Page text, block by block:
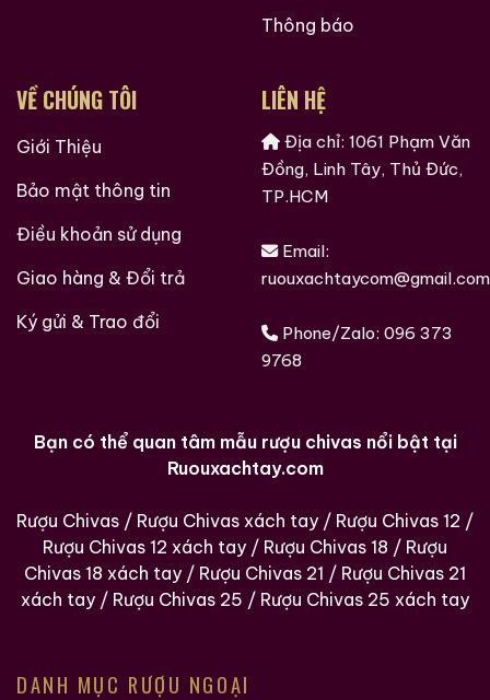
những người thật sự am hiểu và trân
trọng đỉnh cao nghệ thuật Bordeaux.
9. Petrus 2016 – Tuyên ngôn của đẳng cấp sống
văn hóa thượng lưu
Mỗi chai Petrus 2016 là một khoảnh khắc – một di
Thưởng thức Petrus là chạm đến đỉnh cao của
sống.
Giới Thiệu Một Số Mẫu Rượu Trung Quốc
Thông báo
VỀ CHÚNG TÔI
Giới Thiệu
Bảo mật thông tin
Điều khoản sử dụng
Giao hàng & Đổi trả
Ký gửi & Trao đổi
LIÊN HỆ
Địa chỉ: 1061 Phạm Văn
Đồng, Linh Tây, Thủ Đức,
TP.HCM
Email:
ruouxachtaycom@gmail.com
Phone/Zalo: 096 373
9768
Bạn có thể quan tâm mẫu rượu chivas nổi bật tại
Ruouxachtay.com
Rượu Chivas / Rượu Chivas xách tay / Rượu Chivas 12 /
Rượu Chivas 12 xách tay / Rượu Chivas 18 / Rượu
Chivas 18 xách tay / Rượu Chivas 21 / Rượu Chivas 21
xách tay / Rượu Chivas 25 / Rượu Chivas 25 xách tay
DANH MỤC RƯỢU NGOẠI